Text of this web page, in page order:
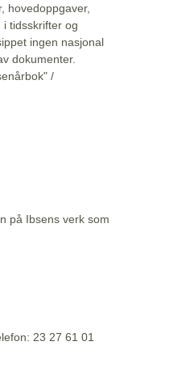
hovedoppgaver,
tidsskrifter og
ingen nasjonal
dokumenter.
/
på Ibsens verk som
23 27 61 01